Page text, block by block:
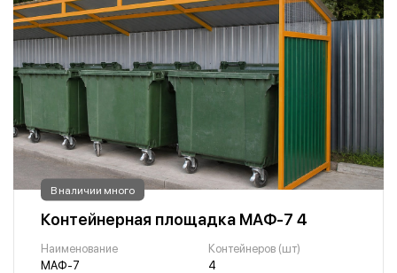
В наличии много
Контейнерная площадка МАФ-7 4
Наименование
МАФ-7
Контейнеров (шт)
4